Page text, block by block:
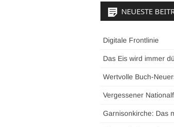
NEUESTE
Digitale Frontlinie
Das Eis wird immer
Wertvolle Buch-
Vergessener
Garnisonkirche: Das